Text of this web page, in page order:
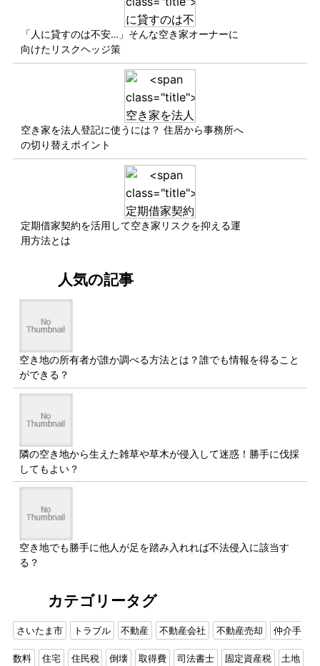
「人に貸すのは不安…」そんな空き家オーナーに
向けたリスクヘッジ策
空き家を法人登記に使うには？ 住居から事務所へ
の切り替えポイント
定期借家契約を活用して空き家リスクを抑える運
用方法とは
人気の記事
空き地の所有者が誰か調べる方法とは？誰でも情報を得ること
ができる？
隣の空き地から生えた雑草や草木が侵入して迷惑！勝手に伐採
してもよい？
空き地でも勝手に他人が足を踏み入れれば不法侵入に該当す
る？
カテゴリータグ
さいたま市 トラブル 不動産 不動産会社 不動産売却 仲介手
数料 住宅 住民税 倒壊 取得費 司法書士 固定資産税 土地